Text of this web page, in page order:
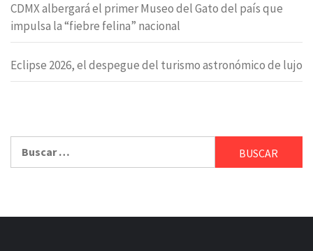
CDMX albergará el primer Museo del Gato del país que
impulsa la “fiebre felina” nacional
Eclipse 2026, el despegue del turismo astronómico de lujo